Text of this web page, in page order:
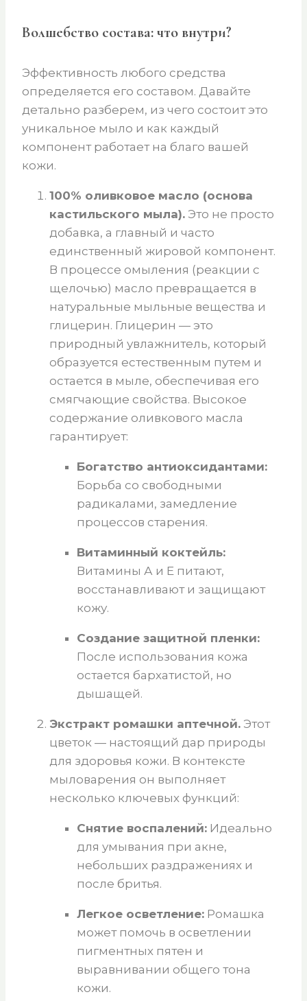
Волшебство состава: что внутри?
Эффективность любого средства
определяется его составом. Давайте
детально разберем, из чего состоит это
уникальное мыло и как каждый
компонент работает на благо вашей
кожи.
100% оливковое масло (основа
кастильского мыла). Это не просто
добавка, а главный и часто
единственный жировой компонент.
В процессе омыления (реакции с
щелочью) масло превращается в
натуральные мыльные вещества и
глицерин. Глицерин — это
природный увлажнитель, который
образуется естественным путем и
остается в мыле, обеспечивая его
смягчающие свойства. Высокое
содержание оливкового масла
гарантирует:
Богатство антиоксидантами:
Борьба со свободными
радикалами, замедление
процессов старения.
Витаминный коктейль:
Витамины А и Е питают,
восстанавливают и защищают
кожу.
Создание защитной пленки:
После использования кожа
остается бархатистой, но
дышащей.
Экстракт ромашки аптечной. Этот
цветок — настоящий дар природы
для здоровья кожи. В контексте
мыловарения он выполняет
несколько ключевых функций:
Снятие воспалений: Идеально
для умывания при акне,
небольших раздражениях и
после бритья.
Легкое осветление: Ромашка
может помочь в осветлении
пигментных пятен и
выравнивании общего тона
кожи.